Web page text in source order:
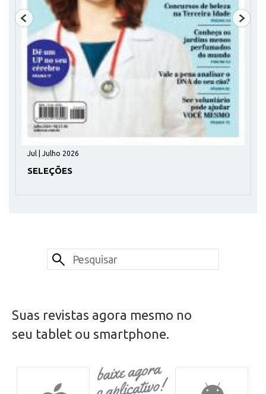
Jul | Julho 2026
SELEÇÕES
Suas revistas agora mesmo no
seu tablet ou smartphone.